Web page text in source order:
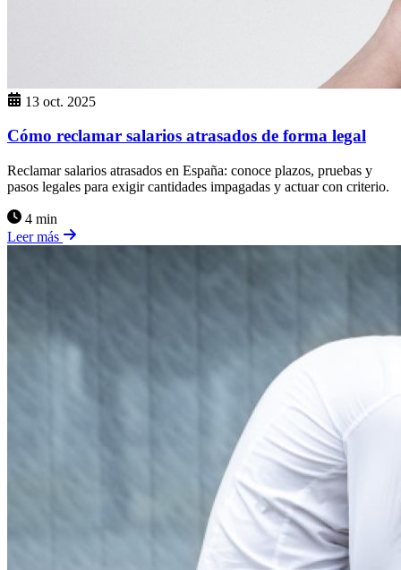
13 oct. 2025
Cómo reclamar salarios atrasados de forma legal
Reclamar salarios atrasados en España: conoce plazos, pruebas y
pasos legales para exigir cantidades impagadas y actuar con criterio.
4 min
Leer más